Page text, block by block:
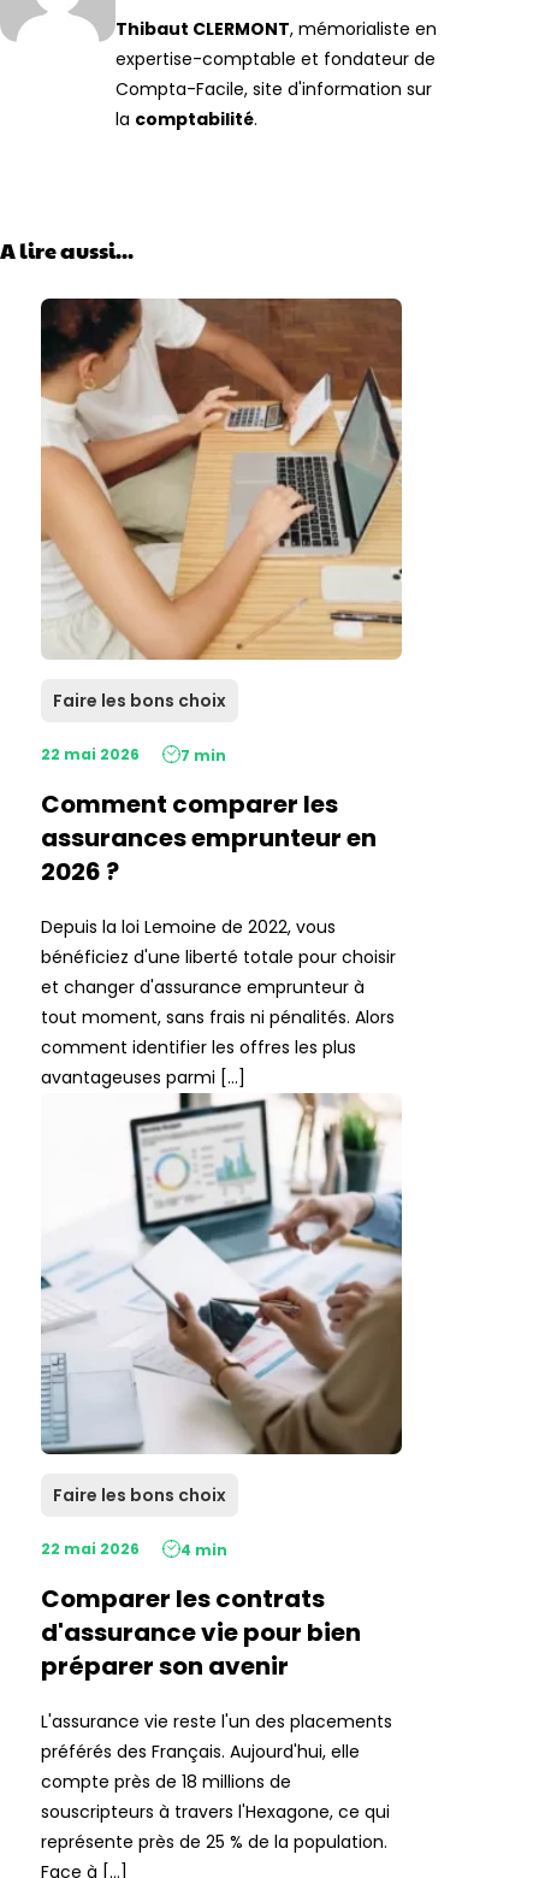
Thibaut CLERMONT, mémorialiste en
expertise-comptable et fondateur de
Compta-Facile, site d'information sur
la comptabilité.
A lire aussi...
Faire les bons choix
22 mai 2026 7 min
Comment comparer les
assurances emprunteur en
2026 ?
Depuis la loi Lemoine de 2022, vous
bénéficiez d'une liberté totale pour choisir
et changer d'assurance emprunteur à
tout moment, sans frais ni pénalités. Alors
comment identifier les offres les plus
avantageuses parmi […]
Faire les bons choix
22 mai 2026 4 min
Comparer les contrats
d'assurance vie pour bien
préparer son avenir
L'assurance vie reste l'un des placements
préférés des Français. Aujourd'hui, elle
compte près de 18 millions de
souscripteurs à travers l'Hexagone, ce qui
représente près de 25 % de la population.
Face à […]